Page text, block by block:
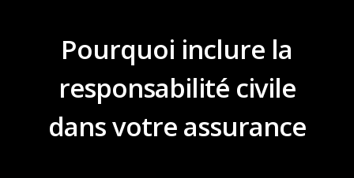
Pourquoi inclure la
responsabilité civile
dans votre assurance